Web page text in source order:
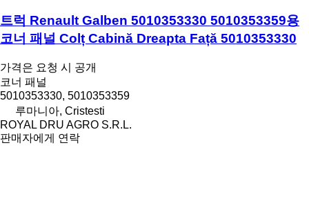
트럭 Renault Galben 5010353330 5010353359용
코너 패널 Colț Cabină Dreapta Față 5010353330
가격은 요청 시 공개
코너 패널
5010353330, 5010353359
루마니아, Cristesti
ROYAL DRU AGRO S.R.L.
판매자에게 연락